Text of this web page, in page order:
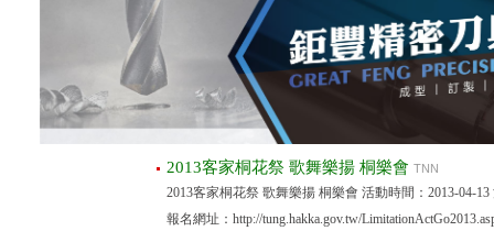
2013客家桐花祭 歌舞樂揚 桐樂會 TNN
2013客家桐花祭 歌舞樂揚 桐樂會 活動時間：2013-04-
報名網址：http://tung.hakka.gov.tw/